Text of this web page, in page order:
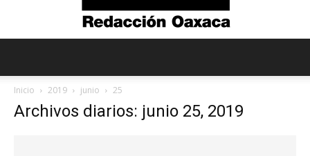
Inicio 2019 junio 25
Archivos diarios: junio 25, 2019